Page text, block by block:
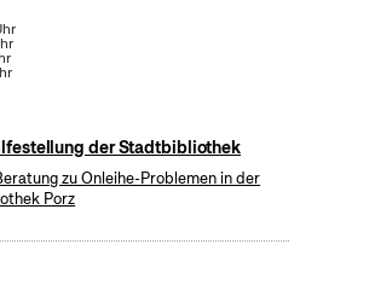
der Stadtbibliothek
zu Onleihe-Problemen in der
Porz